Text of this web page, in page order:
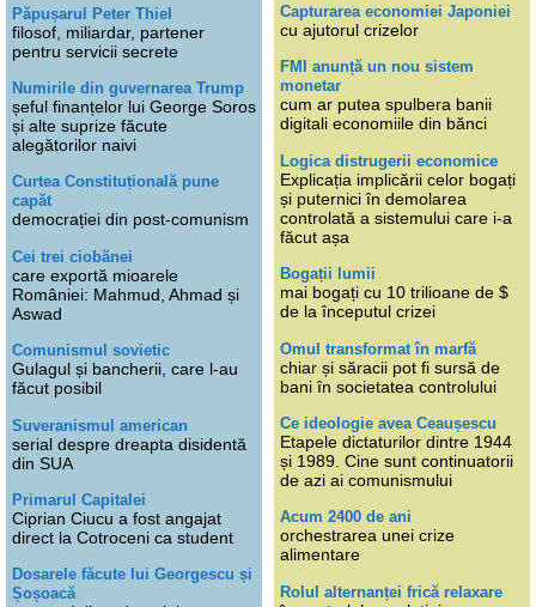
Păpușarul Peter Thiel
filosof, miliardar, partener
pentru servicii secrete
Numirile din guvernarea Trump
șeful finanțelor lui George Soros
și alte suprize făcute
alegătorilor naivi
Curtea Constituțională pune
capăt
democrației din post-comunism
Cei trei ciobănei
care exportă mioarele
României: Mahmud, Ahmad și
Aswad
Comunismul sovietic
Gulagul și bancherii, care l-au
făcut posibil
Suveranismul american
serial despre dreapta disidentă
din SUA
Primarul Capitalei
Ciprian Ciucu a fost angajat
direct la Cotroceni ca student
Dosarele făcute lui Georgescu și
Șoșoacă
Capturarea economiei Japoniei
cu ajutorul crizelor
FMI anunță un nou sistem
monetar
cum ar putea spulbera banii
digitali economiile din bănci
Logica distrugerii economice
Explicația implicării celor bogați
și puternici în demolarea
controlată a sistemului care i-a
făcut așa
Bogații lumii
mai bogați cu 10 trilioane de $
de la începutul crizei
Omul transformat în marfă
chiar și săracii pot fi sursă de
bani în societatea controlului
Ce ideologie avea Ceaușescu
Etapele dictaturilor dintre 1944
și 1989. Cine sunt continuatorii
de azi ai comunismului
Acum 2400 de ani
orchestrarea unei crize
alimentare
Rolul alternanței frică relaxare